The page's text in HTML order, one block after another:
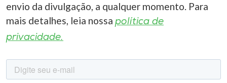
envio da divulgação, a qualquer momento. Para
mais detalhes, leia nossa política de
privacidade.